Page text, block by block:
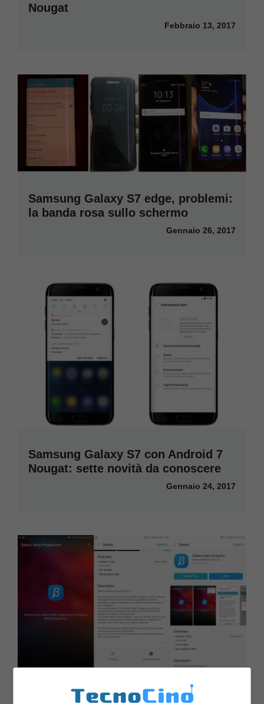
Nougat
Febbraio 13, 2017
Samsung Galaxy S7 edge, problemi:
la banda rosa sullo schermo
Gennaio 26, 2017
Samsung Galaxy S7 con Android 7
Nougat: sette novità da conoscere
Gennaio 24, 2017
Samsung Galaxy S7 Edge in